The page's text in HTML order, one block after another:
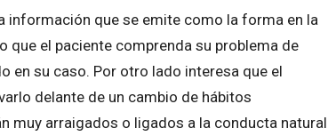
información que se emite como la forma en la
que el paciente comprenda su problema de
en su caso. Por otro lado interesa que el
delante de un cambio de hábitos
muy arraigados o ligados a la conducta natural